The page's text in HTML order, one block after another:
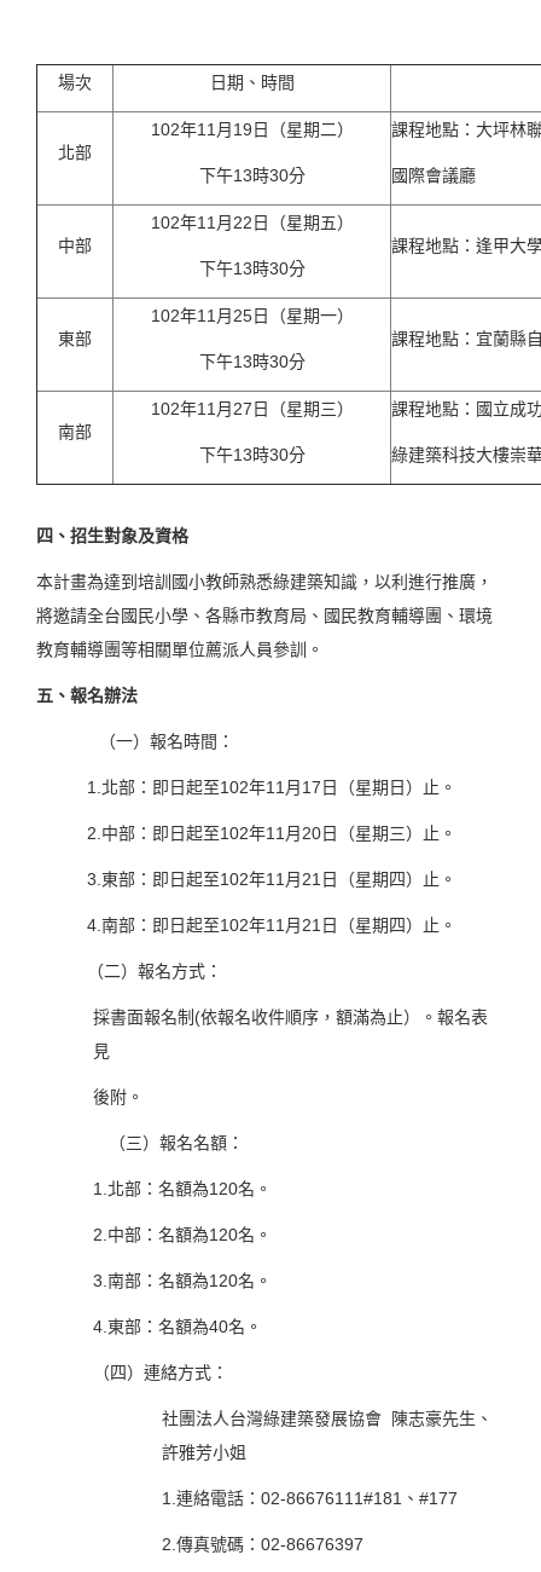
場次 日期、時間
北部
102年11月19日（星期二）
下午13時30分
課程地點：大坪林
國際會議廳
中部
102年11月22日（星期五）
下午13時30分
課程地點：逢甲大
東部
102年11月25日（星期一）
下午13時30分
課程地點：宜蘭縣
南部
102年11月27日（星期三）
下午13時30分
課程地點：國立成
綠建築科技大樓崇
四、招生對象及資格
本計畫為達到培訓國小教師熟悉綠建築知識，以利進行推廣，
將邀請全台國民小學、各縣市教育局、國民教育輔導團、環境
教育輔導團等相關單位薦派人員參訓。
五、報名辦法
（一）報名時間：
1.北部：即日起至102年11月17日（星期日）止。
2.中部：即日起至102年11月20日（星期三）止。
3.東部：即日起至102年11月21日（星期四）止。
4.南部：即日起至102年11月21日（星期四）止。
（二）報名方式：
採書面報名制(依報名收件順序，額滿為止）。報名表
見
後附。
（三）報名名額：
1.北部：名額為120名。
2.中部：名額為120名。
3.南部：名額為120名。
4.東部：名額為40名。
（四）連絡方式：
社團法人台灣綠建築發展協會 陳志豪先生、
許雅芳小姐
1.連絡電話：02-86676111#181、#177
2.傳真號碼：02-86676397